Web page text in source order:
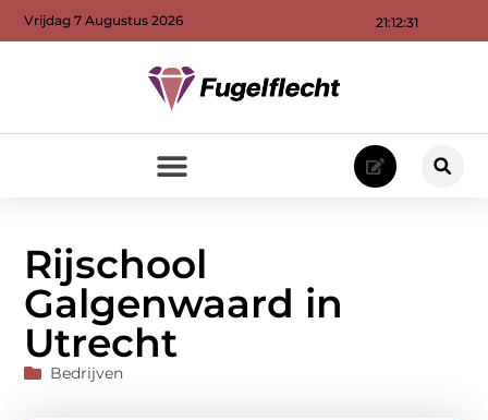
21:12:32
Vrijdag 7 Augustus 2026
Rijschool
Galgenwaard in
Utrecht
Bedrijven